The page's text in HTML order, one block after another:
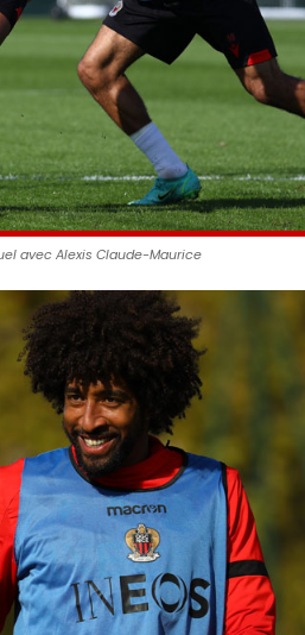
avec Alexis Claude-Maurice